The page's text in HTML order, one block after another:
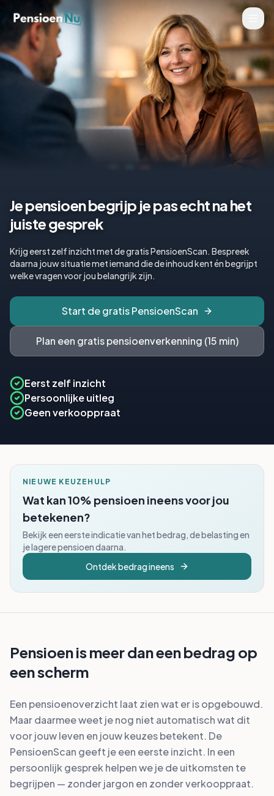
Je pensioen begrijp je pas echt na het
juiste gesprek
Krijg eerst zelf inzicht met de gratis PensioenScan. Bespreek
daarna jouw situatie met iemand die de inhoud kent én begrijpt
welke vragen voor jou belangrijk zijn.
Start de gratis PensioenScan
Plan een gratis pensioenverkenning (15 min)
Eerst zelf inzicht
Persoonlijke uitleg
Geen verkooppraat
NIEUWE KEUZEHULP
Wat kan 10% pensioen ineens voor jou
betekenen?
Bekijk een eerste indicatie van het bedrag, de belasting en
je lagere pensioen daarna.
Ontdek bedrag ineens
Pensioen is meer dan een bedrag op
een scherm
Een pensioenoverzicht laat zien wat er is opgebouwd.
Maar daarmee weet je nog niet automatisch wat dit
voor jouw leven en jouw keuzes betekent. De
PensioenScan geeft je een eerste inzicht. In een
persoonlijk gesprek helpen we je de uitkomsten te
begrijpen — zonder jargon en zonder verkooppraat.